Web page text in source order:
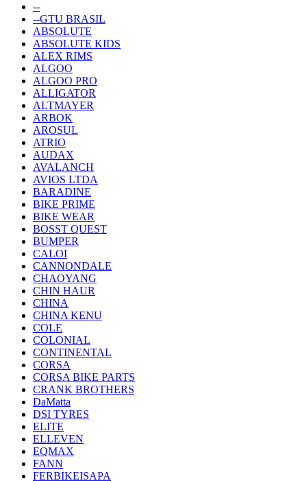
--
--GTU BRASIL
ABSOLUTE
ABSOLUTE KIDS
ALEX RIMS
ALGOO
ALGOO PRO
ALLIGATOR
ALTMAYER
ARBOK
AROSUL
ATRIO
AUDAX
AVALANCH
AVIOS LTDA
BARADINE
BIKE PRIME
BIKE WEAR
BOSST QUEST
BUMPER
CALOI
CANNONDALE
CHAOYANG
CHIN HAUR
CHINA
CHINA KENU
COLE
COLONIAL
CONTINENTAL
CORSA
CORSA BIKE PARTS
CRANK BROTHERS
DaMatta
DSI TYRES
ELITE
ELLEVEN
EQMAX
FANN
FERBIKEISAPA